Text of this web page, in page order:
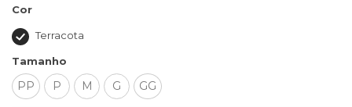
Cor
Terracota
Tamanho
PP P M G GG